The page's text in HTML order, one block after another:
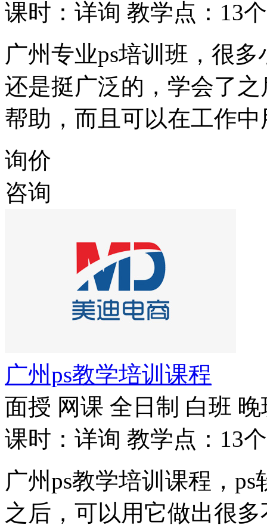
课时：详询 教学点：13个
广州专业ps培训班，很
还是挺广泛的，学会了
帮助，而且可以在工作
询价
咨询
广州ps教学培训课程
面授 网课 全日制 白班 晚
课时：详询 教学点：13个
广州ps教学培训课程，
之后，可以用它做出很